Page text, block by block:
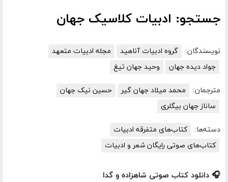
جستجو: ادبیات کلاسیک جهان
نویسندگان: گروه ادبیات آناهید
مجله ادبیات متعهد
جواد دیده جهان
وحید جهان تیغ
مترجمان: محمد میلاد جهان گیر
حسین نیک جهان
ساناز جهان بیگلری
دسته‌ها:
کتاب‌های متفرقه ادبیات
کتاب‌های صوتی رایگان شعر و ادبیات
🎧 دانلود کتاب صوتی شاهزاده و گدا